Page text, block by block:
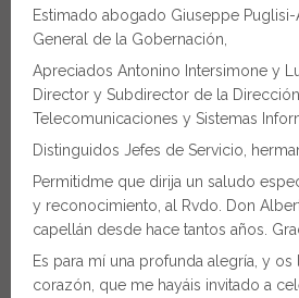
Estimado abogado Giuseppe
General de la Gobernación,
Apreciados Antonino Intersimone y
Director y Subdirector de la
Telecomunicaciones y Sistemas
Distinguidos Jefes de Servicio,
Permitidme que dirija un saludo
y reconocimiento, al Rvdo. Don
capellán desde hace tantos años.
Es para mí una profunda alegría, y
corazón, que me hayáis invitado a